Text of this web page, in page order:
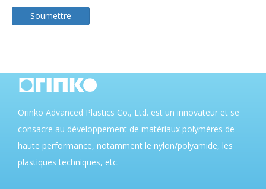
Soumettre
Orinko Advanced Plastics Co., Ltd. est un innovateur et se
consacre au développement de matériaux polymères de
haute performance, notamment le nylon/polyamide, les
plastiques techniques, etc.